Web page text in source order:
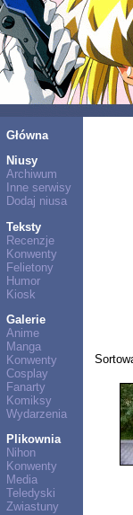
Główna
Niusy
Archiwum
Inne serwisy
Dodaj niusa
Teksty
Recenzje
Konwenty
Felietony
Humor
Kiosk
Galerie
Anime
Manga
Konwenty
Cosplay
Fanarty
Komiksy
Wydarzenia
Plikownia
Nihon
Konwenty
Media
Teledyski
Zwiastuny